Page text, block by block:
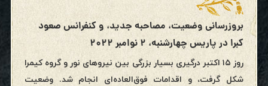
بروزرسانی وضعیت، مصاحبه جدید، و کنفرانس صعود
کبرا در پاریس چهارشنبه، ۲ نوامبر ۲۰۲۲
روز ۱۵ اکتبر درگیری بسیار بزرگی بین نیروهای نور و گروه کیمرا
شکل گرفت، و اقدامات فوق‌العاده‌ای انجام شد. وضعیت